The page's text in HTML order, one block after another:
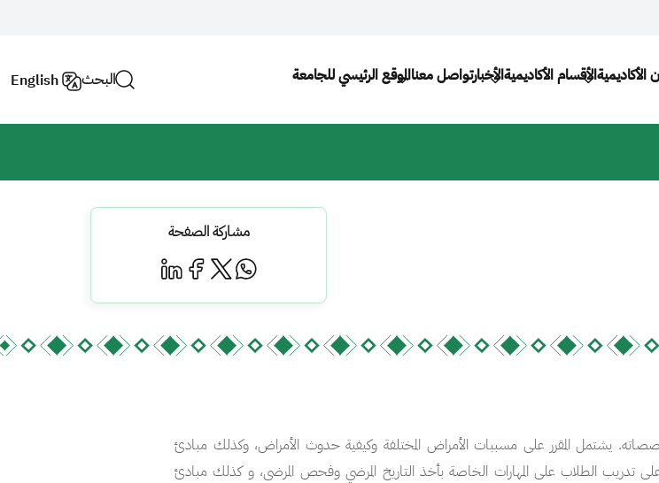
الأكاديميةالأقسام الأكاديميةالأخبارتواصل معناالموقع الرئيسي للجامعة البحث English
مشاركة الصفحة
يشتمل المقرر على مسببات الأمراض المختلفة وكيفية حدوث الأمراض، وكذلك مبادئ
على تدريب الطلاب على المهارات الخاصة بأخذ التاريخ المرضي وفحص المرضى، و كذلك مبادئ